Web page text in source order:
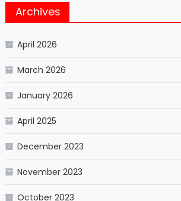
Archives
April 2026
March 2026
January 2026
April 2025
December 2023
November 2023
October 2023